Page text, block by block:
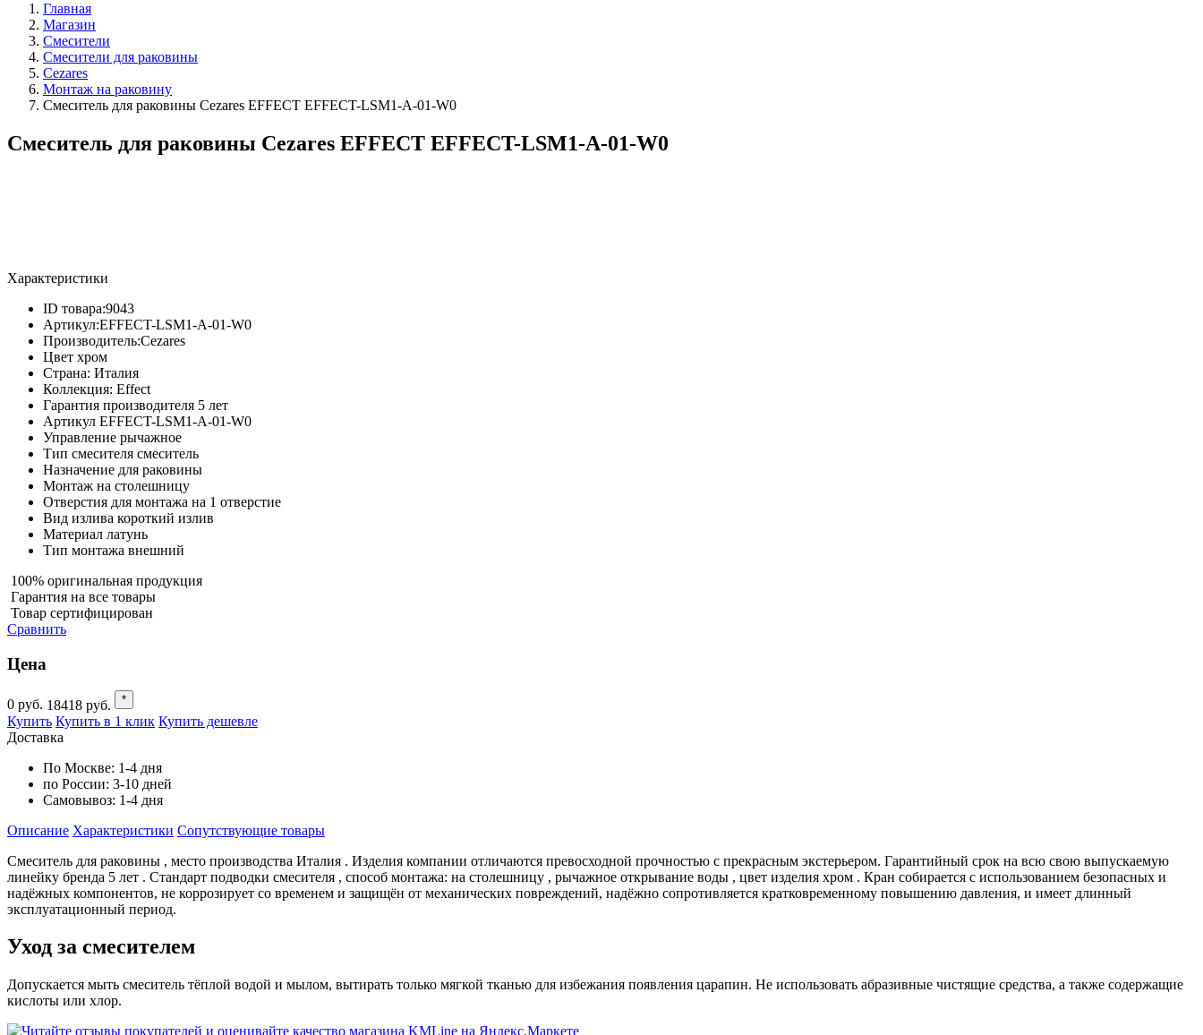
Главная
Магазин
Смесители
Смесители для раковины
Cezares
Монтаж на раковину
Смеситель для раковины Cezares EFFECT EFFECT-LSM1-A-01-W0
Смеситель для раковины Cezares EFFECT EFFECT-LSM1-A-01-W0
Характеристики
ID товара:9043
Артикул:EFFECT-LSM1-A-01-W0
Производитель:Cezares
Цвет хром
Страна: Италия
Коллекция: Effect
Гарантия производителя 5 лет
Артикул EFFECT-LSM1-A-01-W0
Управление рычажное
Тип смесителя смеситель
Назначение для раковины
Монтаж на столешницу
Отверстия для монтажа на 1 отверстие
Вид излива короткий излив
Материал латунь
Тип монтажа внешний
100% оригинальная продукция
Гарантия на все товары
Товар сертифицирован
Сравнить
Цена
0 руб. 18418 руб. *
Купить Купить в 1 клик Купить дешевле
Доставка
По Москве: 1-4 дня
по России: 3-10 дней
Самовывоз: 1-4 дня
Описание Характеристики Cопутствующие товары
Смеситель для раковины , место производства Италия . Изделия компании отличаются превосходной прочностью с прекрасным экстерьером. Гарантийный срок на всю свою выпускаемую
линейку бренда 5 лет . Стандарт подводки смесителя , способ монтажа: на столешницу , рычажное открывание воды , цвет изделия хром . Кран собирается с использованием безопасных и
надёжных компонентов, не коррозирует со временем и защищён от механических повреждений, надёжно сопротивляется кратковременному повышению давления, и имеет длинный
эксплуатационный период.
Уход за смесителем
Допускается мыть смеситель тёплой водой и мылом, вытирать только мягкой тканью для избежания появления царапин. Не использовать абразивные чистящие средства, а также содержащие
кислоты или хлор.